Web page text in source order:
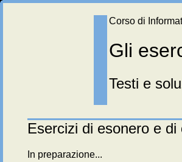
Corso di
Gli
Testi e
Esercizi di esonero e di
In preparazione...